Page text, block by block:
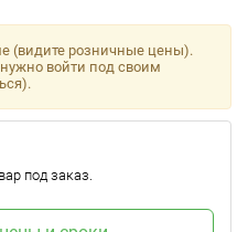
(видите розничные цены).
войти под своим
под заказ.